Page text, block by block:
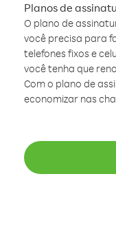
Planos de
O plano de
você precisa para
telefones fixos e
você tenha que
Com o plano de
economizar nas